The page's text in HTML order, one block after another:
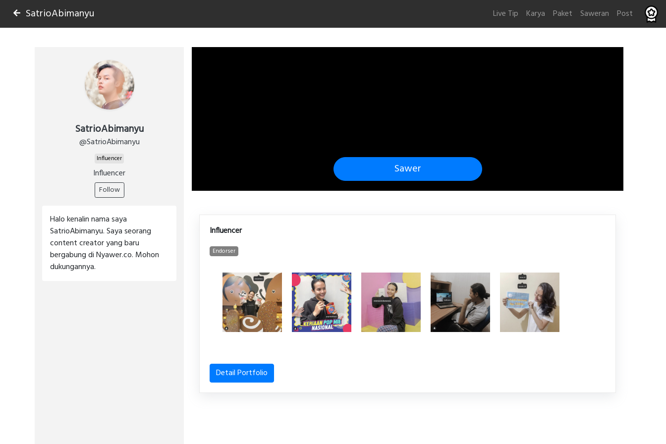
SatrioAbimanyu Live Tip Karya Paket Saweran Post
SatrioAbimanyu
@SatrioAbimanyu
Influencer
Influencer
Follow
Halo kenalin nama saya
SatrioAbimanyu. Saya seorang
content creator yang baru
bergabung di Nyawer.co. Mohon
dukungannya.
Sawer
Influencer
Endorser
Detail Portfolio